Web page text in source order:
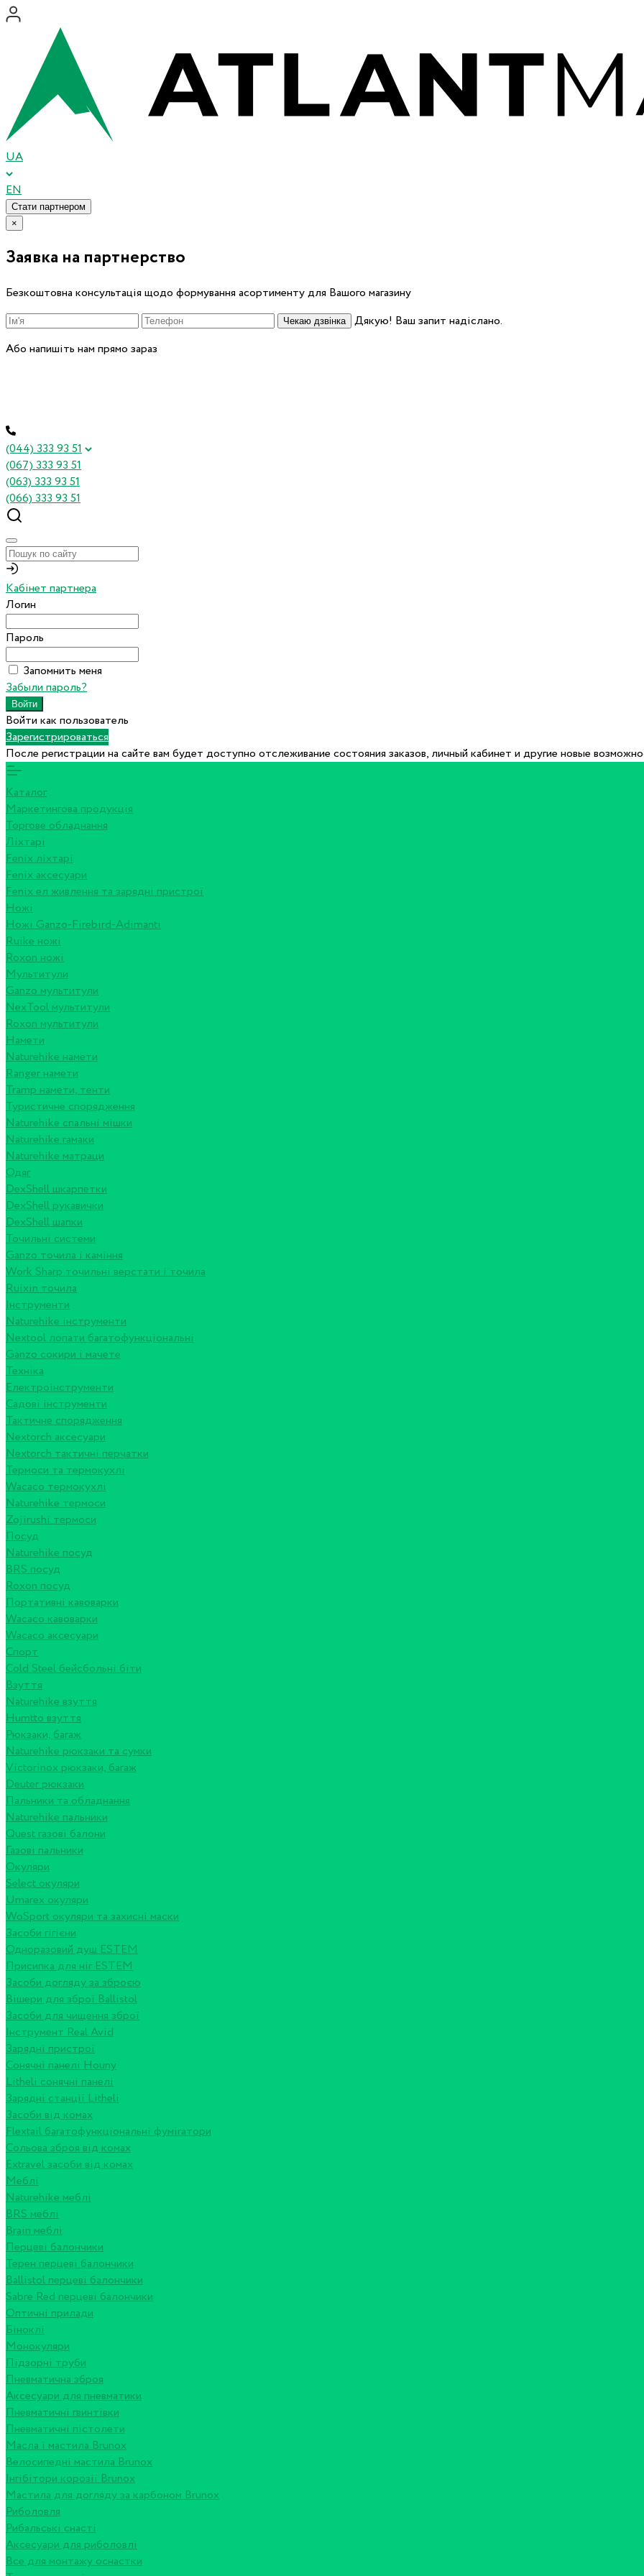
UA
EN
Стати партнером
×
Заявка на партнерство
Безкоштовна консультація щодо формування асортименту для Вашого магазину
Чекаю дзвінка
Дякую! Ваш запит надіслано.
Або напишіть нам прямо зараз
(044) 333 93 51
(067) 333 93 51
(063) 333 93 51
(066) 333 93 51
Кабінет партнера
Логин
Пароль
Запомнить меня
Забыли пароль?
Войти как пользователь
Зарегистрироваться
После регистрации на сайте вам будет доступно отслеживание состояния заказов, личный кабинет и другие новые
Каталог
Маркетингова продукція
Торгове обладнання
Ліхтарі
Fenix ліхтарі
Fenix аксесуари
Fenix ел живлення та зарядні пристрої
Ножі
Ножі Ganzo-Firebird-Adimanti
Ruike ножі
Roxon ножi
Мультитули
Ganzo мультитули
NexTool мультитули
Roxon мультитули
Намети
Naturehike намети
Ranger намети
Tramp намети, тенти
Туристичне спорядження
Naturehike спальні мішки
Naturehike гамаки
Naturehike матраци
Одяг
DexShell шкарпетки
DexShell рукавички
DexShell шапки
Точильні системи
Ganzo точила і каміння
Work Sharp точильні верстати і точила
Ruixin точила
Інструменти
Naturehike інструменти
Nextool лопати багатофункціональні
Ganzo сокири і мачете
Техніка
Електроінструменти
Садові інструменти
Тактичне спорядження
Nextorch аксесуари
Nextorch тактичні перчатки
Термоси та термокухлі
Wacaco термокухлі
Naturehike термоси
Zojirushi термоси
Посуд
Naturehike посуд
BRS посуд
Roxon посуд
Портативні кавоварки
Wacaco кавоварки
Wacaco аксесуари
Спорт
Cold Steel бейсбольні біти
Взуття
Naturehike взуття
Humtto взуття
Рюкзаки, багаж
Naturehike рюкзаки та сумки
Victorinox рюкзаки, багаж
Deuter рюкзаки
Пальники та обладнання
Naturehike пальники
Quest газові балони
Газові пальники
Окуляри
Select окуляри
Umarex окуляри
WoSport окуляри та захисні маски
Засоби гігієни
Одноразовий душ ESTEM
Присипка для ніг ESTEM
Засоби догляду за зброєю
Вішери для зброї Ballistol
Засоби для чищення зброї
Інструмент Real Avid
Зарядні пристрої
Сонячні панелі Houny
Litheli сонячні панелі
Зарядні станції Litheli
Засоби від комах
Flextail багатофункціональні фумігатори
Сольова зброя від комах
Extravel засоби від комах
Меблі
Naturehike меблі
BRS меблі
Brain меблі
Перцеві балончики
Терен перцеві балончики
Ballistol перцеві балончики
Sabre Red перцеві балончики
Оптичні прилади
Біноклі
Монокуляри
Підзорні труби
Пневматична зброя
Аксесуари для пневматики
Пневматичні гвинтівки
Пневматичні пістолети
Масла і мастила Brunox
Велосипедні мастила Brunox
Інгібітори корозії Brunox
Мастила для догляду за карбоном Brunox
Риболовля
Рибальські снасті
Аксесуари для риболовлі
Все для монтажу оснастки